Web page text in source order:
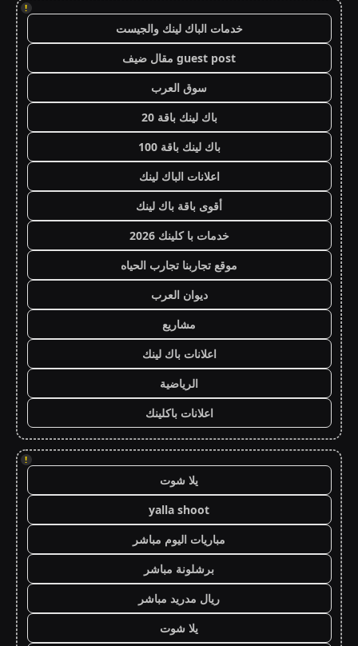
!
خدمات الباك لينك والجيست
guest post مقال ضيف
سوق العرب
باك لينك باقة 20
باك لينك باقة 100
اعلانات الباك لينك
أقوى باقة باك لينك
خدمات با كلينك 2026
موقع تجاربنا تجارب الحياه
ديوان العرب
مشاريع
اعلانات باك لينك
الرياضية
اعلانات باكلينك
!
يلا شوت
yalla shoot
مباريات اليوم مباشر
برشلونة مباشر
ريال مدريد مباشر
يلا شوت